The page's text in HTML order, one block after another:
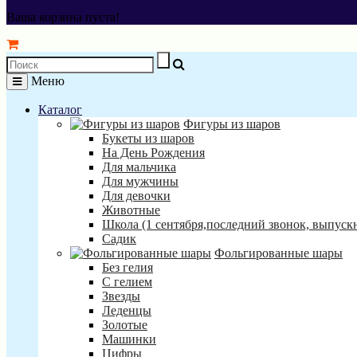
Ваша корзина пуста!
Меню
Каталог
Фигуры из шаров
Букеты из шаров
На День Рождения
Для мальчика
Для мужчины
Для девочки
Животные
Школа (1 сентября,последний звонок,
Садик
Фольгированные шары
Без гелия
С гелием
Звезды
Леденцы
Золотые
Машинки
Цифры